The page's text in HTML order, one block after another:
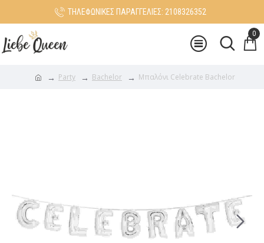
ΤΗΛΕΦΩΝΙΚΕΣ ΠΑΡΑΓΓΕΛΙΕΣ: 2108326352
0
Party Bachelor Μπαλόνι Celebrate Bachelor